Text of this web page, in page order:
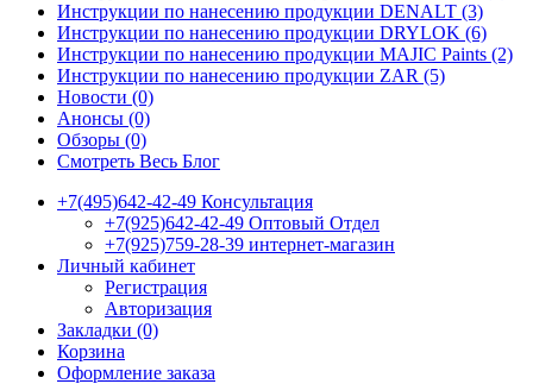
Инструкции по нанесению продукции DENALT (3)
Инструкции по нанесению продукции DRYLOK (6)
Инструкции по нанесению продукции MAJIC Paints (2)
Инструкции по нанесению продукции ZAR (5)
Новости (0)
Анонсы (0)
Обзоры (0)
Смотреть Весь Блог
+7(495)642-42-49 Консультация
+7(925)642-42-49 Оптовый Отдел
+7(925)759-28-39 интернет-магазин
Личный кабинет
Регистрация
Авторизация
Закладки (0)
Корзина
Оформление заказа